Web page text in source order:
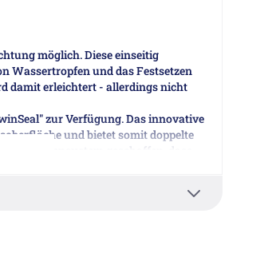
möglich. Diese einseitig
Wassertropfen und das Festsetzen
damit erleichtert - allerdings nicht
zur Verfügung. Das innovative
und bietet somit doppelte
geschaffen, dass